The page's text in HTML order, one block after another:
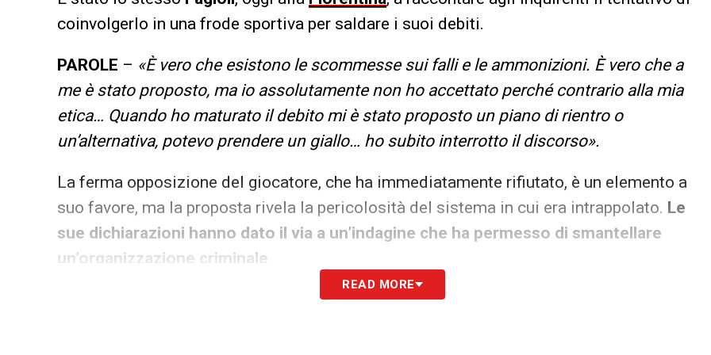
coinvolgerlo in una frode sportiva per saldare i suoi debiti.
PAROLE – «È vero che esistono le scommesse sui falli e le ammonizioni. È vero che a
me è stato proposto, ma io assolutamente non ho accettato perché contrario alla mia
etica… Quando ho maturato il debito mi è stato proposto un piano di rientro o
un’alternativa, potevo prendere un giallo… ho subito interrotto il discorso».
La ferma opposizione del giocatore, che ha immediatamente rifiutato, è un elemento a
suo favore, ma la proposta rivela la pericolosità del sistema in cui era intrappolato. Le
sue dichiarazioni hanno dato il via a un’indagine che ha permesso di smantellare
un’organizzazione criminale
Fagioli, ecco come funzionava il sistema delle scommesse illegali
READ MORE